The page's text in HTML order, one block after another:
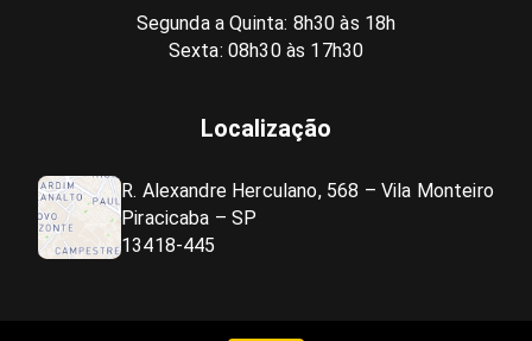
Segunda a Quinta: 8h30 às 18h
Sexta: 08h30 às 17h30
Localização
R. Alexandre Herculano, 568 – Vila Monteiro
Piracicaba – SP
13418-445